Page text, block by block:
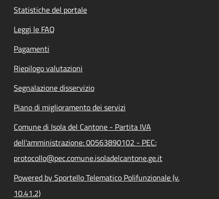
Statistiche del portale
Leggi le FAQ
Pagamenti
Riepilogo valutazioni
Segnalazione disservizio
Piano di miglioramento dei servizi
Comune di Isola del Cantone - Partita IVA
dell'amministrazione: 00563890102 - PEC:
protocollo@pec.comune.isoladelcantone.ge.it
Powered by Sportello Telematico Polifunzionale (v.
10.41.2)